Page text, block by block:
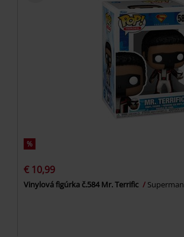
%
€ 10,99
Vinylová figúrka č.584 Mr. Terrific Superman